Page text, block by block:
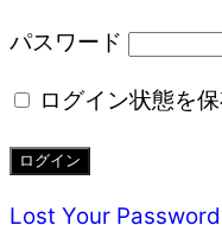
パスワード
ログイン状態を
Lost Your